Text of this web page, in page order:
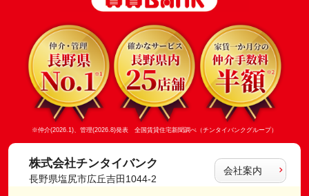
※仲介(2026.1)、管理(2026.8)発表 全国賃貸住宅新聞調べ（チンタイバンクグループ）
株式会社チンタイバンク
長野県塩尻市広丘吉田1044-2
会社案内